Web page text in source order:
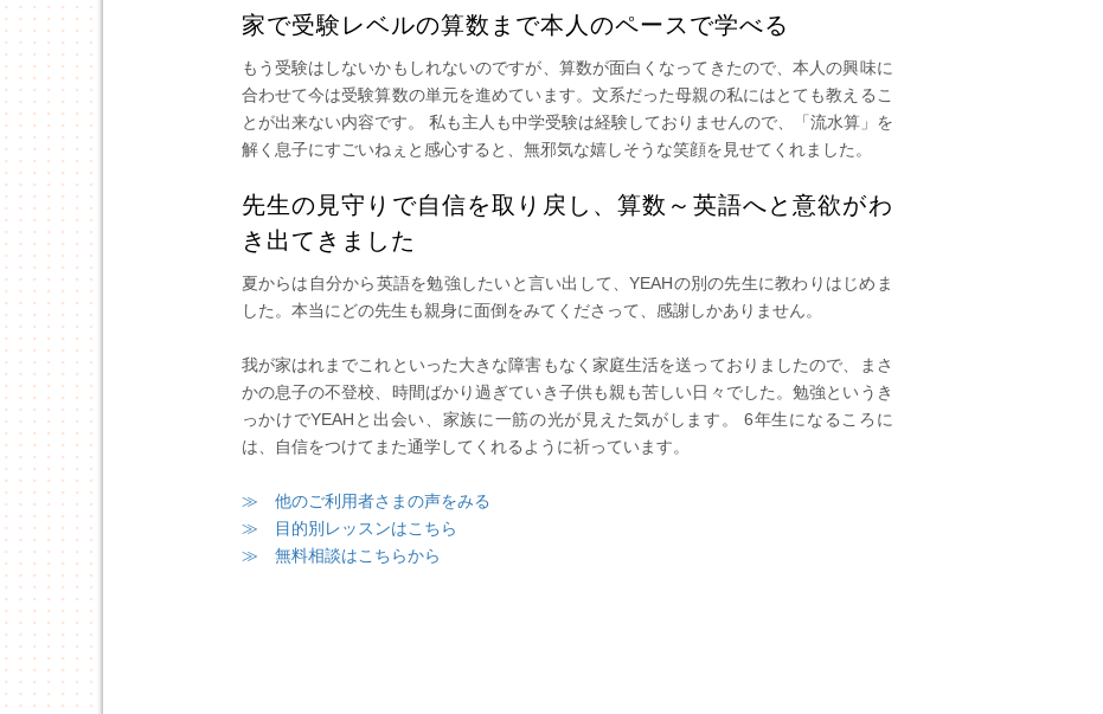
家で受験レベルの算数まで本人のペースで学べる
もう受験はしないかもしれないのですが、算数が面白くなってきたので、本人の興味に
合わせて今は受験算数の単元を進めています。文系だった母親の私にはとても教えるこ
とが出来ない内容です。 私も主人も中学受験は経験しておりませんので、「流水算」を
解く息子にすごいねぇと感心すると、無邪気な嬉しそうな笑顔を見せてくれました。
先生の見守りで自信を取り戻し、算数～英語へと意欲がわ
き出てきました
夏からは自分から英語を勉強したいと言い出して、YEAHの別の先生に教わりはじめま
した。本当にどの先生も親身に面倒をみてくださって、感謝しかありません。
我が家はれまでこれといった大きな障害もなく家庭生活を送っておりましたので、まさ
かの息子の不登校、時間ばかり過ぎていき子供も親も苦しい日々でした。勉強というき
っかけでYEAHと出会い、家族に一筋の光が見えた気がします。 6年生になるころに
は、自信をつけてまた通学してくれるように祈っています。
≫ 他のご利用者さまの声をみる
≫ 目的別レッスンはこちら
≫ 無料相談はこちらから